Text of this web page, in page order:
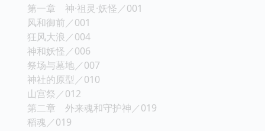
第一章 神·祖灵·妖怪／001
风和御前／001
狂风大浪／004
神和妖怪／006
祭场与墓地／007
神社的原型／010
山宫祭／012
第二章 外来魂和守护神／019
稻魂／019